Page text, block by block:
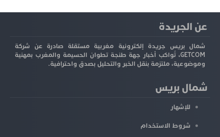
عن الجريدة
شمال بريس جريدة إلكترونية مغربية مستقلة صادرة عن شركة
GETCOM، تُواكب أخبار جهة طنجة تطوان الحسيمة والمغرب بمهنية
وموضوعية، ملتزمة بنقل الخبر والتحليل بصدق واحترافية.
شمال بريس
للإشهار
شروط الاستخدام